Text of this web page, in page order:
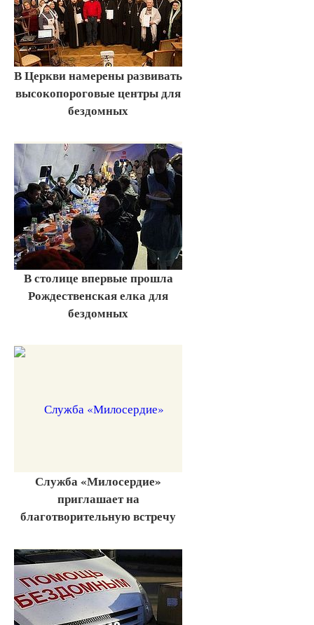
В Церкви намерены развивать
высокопороговые центры для
бездомных
В столице впервые прошла
Рождественская елка для
бездомных
Служба «Милосердие»
приглашает на
благотворительную встречу